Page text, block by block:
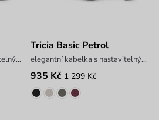
elegantní kabelka s nastavitelným popruhem
Tricia Basic Petrol
elegantní kabelka s nastavitelným popruhem
935 Kč 1 299 Kč